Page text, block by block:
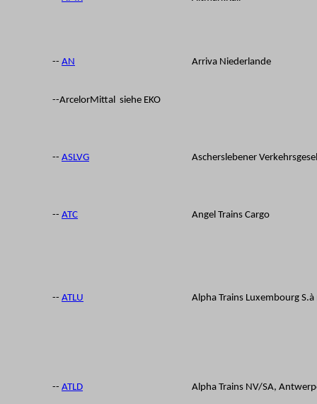
-- AN Arriva Niederlande
--ArcelorMittal siehe EKO
-- ASLVG Ascherslebener
-- ATC Angel Trains Cargo
-- ATLU Alpha Trains Luxembourg
-- ATLD Alpha Trains NV/SA,